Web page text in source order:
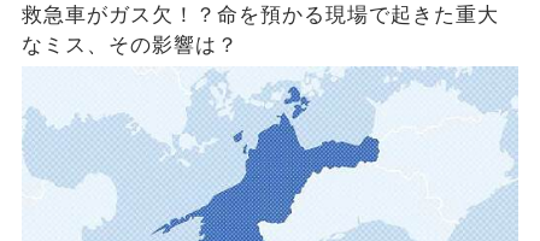
救急車がガス欠！？命を預かる現場で起きた重大
なミス、その影響は？